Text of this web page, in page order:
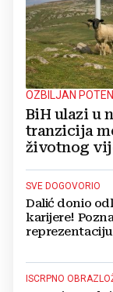
OZBILJAN
BiH ulazi u
tranzicija
životnog
SVE DOGOVORIO
Dalić donio
karijere!
ISCRPNO